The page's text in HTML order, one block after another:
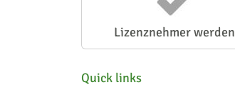
Lizenznehmer werden
Quick links